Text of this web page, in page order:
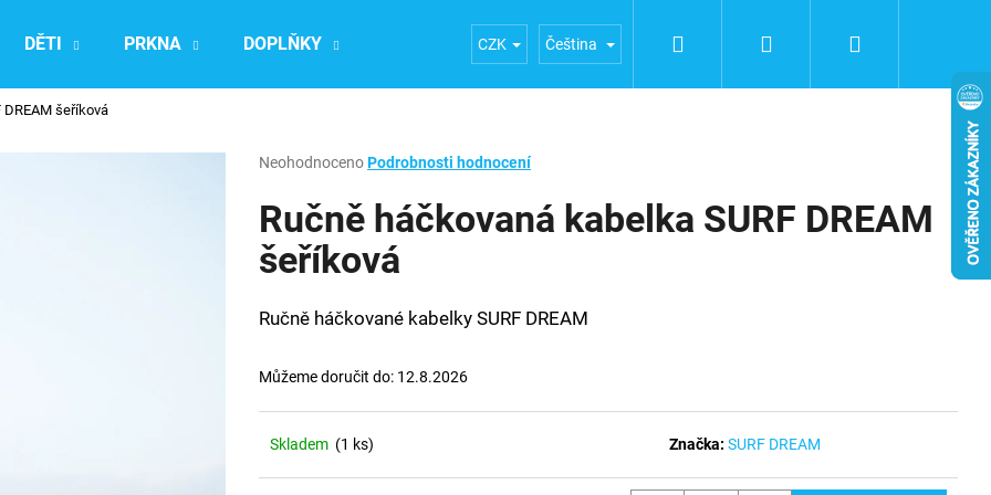
DĚTI PRKNA DOPLŇKY Ubytování na FUERTE Obchodní podmínky Podmínky ochrany
CZK Čeština Přihlášení
šeříková
Průměrné
produktu
je
0,0
z
hvězdiček.
NeohodnocenoPodrobnosti hodnocení
Ručně háčkovaná kabelka SURF DREAM
šeříková
Ručně háčkované kabelky SURF DREAM
Můžeme doručit do: 12.8.2026
Skladem (1 ks) Značka:SURF DREAM
Co potřebujete najít?
HLEDAT